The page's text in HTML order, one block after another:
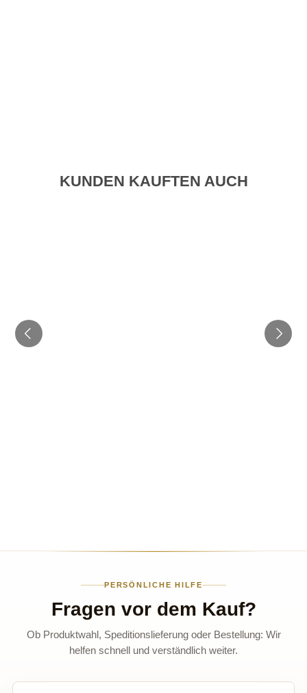
KUNDEN KAUFTEN AUCH
PERSÖNLICHE HILFE
Fragen vor dem Kauf?
Ob Produktwahl, Speditionslieferung oder Bestellung: Wir
helfen schnell und verständlich weiter.